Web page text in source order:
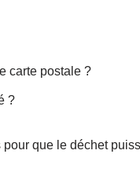
carte postale ?
?
que le déchet